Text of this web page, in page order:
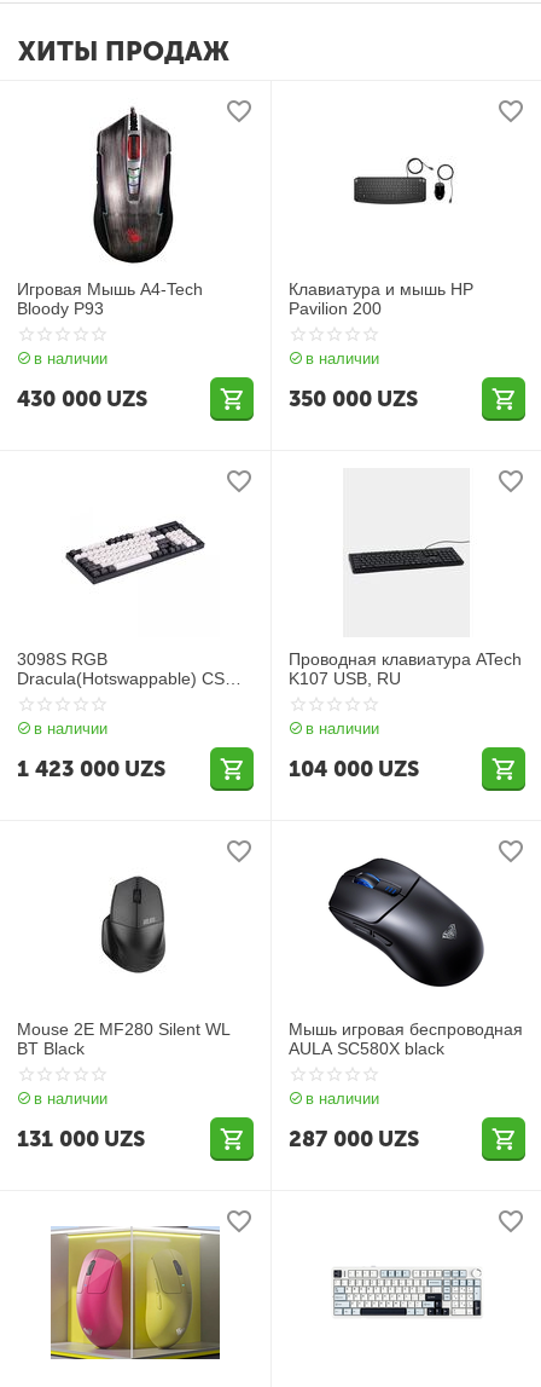
ХИТЫ ПРОДАЖ
Игровая Мышь A4-Tech
Bloody P93
в наличии
430 000 UZS
Клавиатура и мышь HP
Pavilion 200
в наличии
350 000 UZS
3098S RGB
Dracula(Hotswappable) CS
Jelly Pink RGB
в наличии
1 423 000 UZS
Проводная клавиатура ATech
K107 USB, RU
в наличии
104 000 UZS
Mouse 2E MF280 Silent WL
BT Black
в наличии
131 000 UZS
Мышь игровая беспроводная
AULA SC580X black
в наличии
287 000 UZS